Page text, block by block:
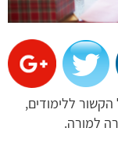
ללימודים,
למורה.